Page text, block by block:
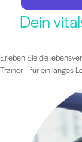
Dein
Erleben Sie die
Trainer – für ein langes